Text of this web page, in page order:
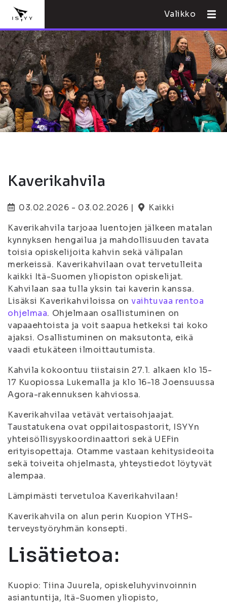
Valikko
Kaverikahvila
03.02.2026 - 03.02.2026 |
Kaikki
Kaverikahvila tarjoaa luentojen jälkeen matalan
kynnyksen hengailua ja mahdollisuuden tavata
toisia opiskelijoita kahvin sekä välipalan
merkeissä. Kaverikahvilaan ovat tervetulleita
kaikki Itä-Suomen yliopiston opiskelijat.
Kahvilaan saa tulla yksin tai kaverin kanssa.
Lisäksi Kaverikahviloissa onvaihtuvaa rentoa
ohjelmaa. Ohjelmaan osallistuminen on
vapaaehtoista ja voit saapua hetkeksi tai koko
ajaksi. Osallistuminen on maksutonta, eikä
vaadi etukäteen ilmoittautumista.
Kahvila kokoontuu tiistaisin 27.1. alkaen klo 15-
17 Kuopiossa Lukemalla ja klo 16-18 Joensuussa
Agora-rakennuksen kahviossa.
Kaverikahvilaa vetävät vertaisohjaajat.
Taustatukena ovat oppilaitospastorit, ISYYn
yhteisöllisyyskoordinaattori sekä UEFin
erityisopettaja. Otamme vastaan kehitysideoita
sekä toiveita ohjelmasta, yhteystiedot löytyvät
alempaa.
Lämpimästi tervetuloa Kaverikahvilaan!
Kaverikahvila on alun perin Kuopion YTHS-
terveystyöryhmän konsepti.
Lisätietoa:
Kuopio: Tiina Juurela, opiskeluhyvinvoinnin
asiantuntija, Itä-Suomen yliopisto,